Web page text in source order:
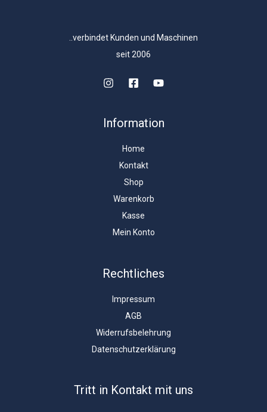
..verbindet Kunden und Maschinen
seit 2006
Information
Home
Kontakt
Shop
Warenkorb
Kasse
Mein Konto
Rechtliches
Impressum
AGB
Widerrufsbelehrung
Datenschutzerklärung
Tritt in Kontakt mit uns